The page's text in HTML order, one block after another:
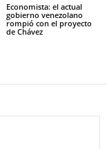
Economista: el actual
gobierno venezolano
rompió con el proyecto
de Chávez